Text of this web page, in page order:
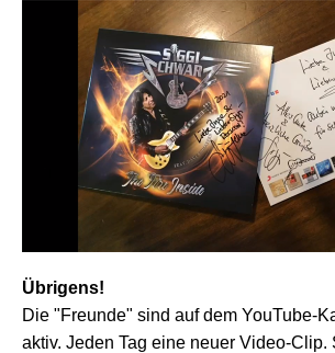
Übrigens!
Die "Freunde" sind auf dem YouTube-
aktiv. Jeden Tag eine neuer Video-Clip.